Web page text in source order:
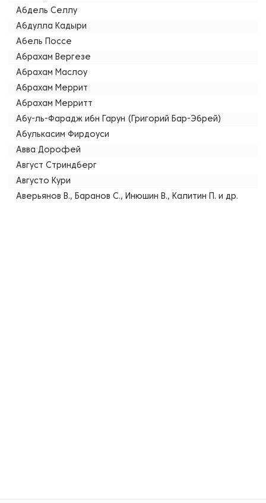
Абдель Селлу
Абдулла Кадыри
Абель Поссе
Абрахам Вергезе
Абрахам Маслоу
Абрахам Меррит
Абрахам Мерритт
Абу-ль-Фарадж ибн Гарун (Григорий Бар-Эбрей)
Абулькасим Фирдоуси
Авва Дорофей
Август Стриндберг
Августо Кури
Аверьянов В., Баранов С., Инюшин В., Калитин П. и др.